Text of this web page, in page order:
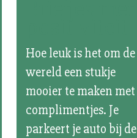
Hoe leuk is het om de
wereld een stukje
mooier te maken met
complimentjes. Je
parkeert je auto bij de